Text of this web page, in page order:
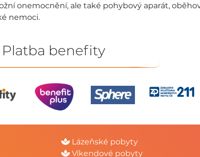
onemocnění, ale také pohybový aparát,
nemoci.
Platba benefity
Lázeňské pobyty
Víkendové pobyty